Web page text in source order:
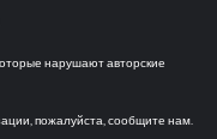
нарушают авторские
пожалуйста, сообщите нам.